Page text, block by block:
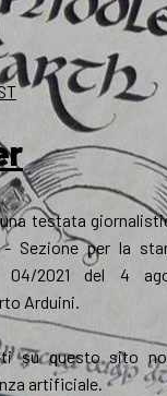
testata
Sezione per la
04/2021 del 4
Arduini.
su questo sito
artificiale.